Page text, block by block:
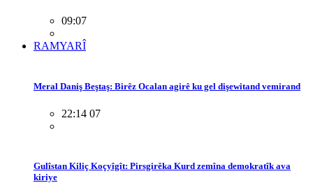
09:07
RAMYARÎ
Meral Daniş Beştaş: Birêz Ocalan agirê ku gel dişewitand vemirand
22:14 07
Gulîstan Kiliç Koçyîgît: Pirsgirêka Kurd zemîna demokratîk ava
kiriye